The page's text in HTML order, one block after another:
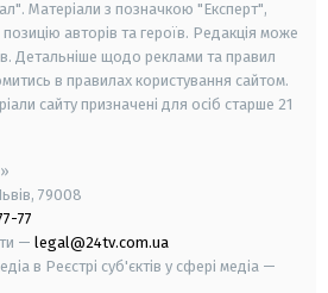
Матеріали з позначкою "Експерт",
авторів та героїв. Редакція може
Детальніше щодо реклами та правил
в правилах користування сайтом.
сайту призначені для осіб старше 21
79008
77
— legal@24tv.com.ua
в Реєстрі суб'єктів у сфері медіа —